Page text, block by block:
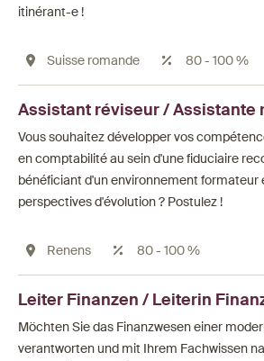
itinérant-e !
Suisse romande 80 - 100 %
Assistant réviseur / Assistante
Vous souhaitez développer vos
en comptabilité au sein d'une fiduciaire
bénéficiant d'un environnement formateur
perspectives d'évolution ? Postulez !
Renens 80 - 100 %
Leiter Finanzen / Leiterin
Möchten Sie das Finanzwesen einer
verantworten und mit Ihrem Fachwissen